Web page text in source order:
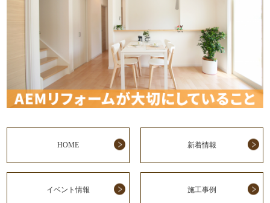
HOME 新着情報
イベント情報 施工事例